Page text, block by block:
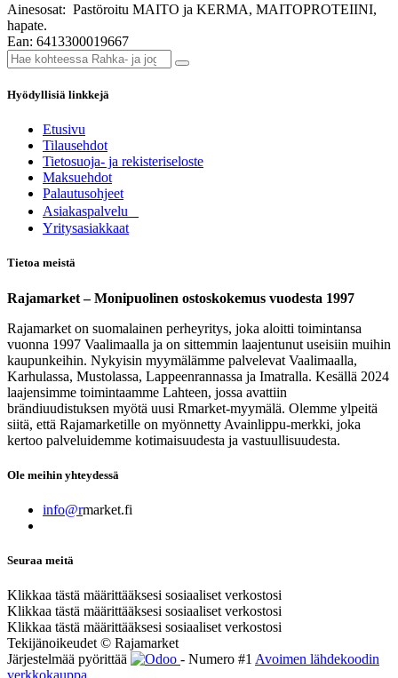
Ainesosat: Pastöroitu MAITO ja KERMA, MAITOPROTEIINI,
hapate.
Ean: 6413300019667
Hyödyllisiä linkkejä
Etusivu
Tilausehdot
Tietosuoja- ja rekisteriseloste
Maksuehdot
Palautusohjeet
Asia​k​aspalvelu
​Yritysasiakkaat
Tietoa meistä
Rajamarket – Monipuolinen ostoskokemus vuodesta 1997
Rajamarket on suomalainen perheyritys, joka aloitti toimintansa
vuonna 1997 Vaalimaalla ja on sittemmin laajentunut useisiin muihin
kaupunkeihin. Nykyisin myymälämme palvelevat Vaalimaalla,
Karhulassa, Mustolassa, Lappeenrannassa ja Imatralla. Kesällä 2024
laajensimme toimintaamme Lahteen, jossa avattiin
brändiuudistuksen myötä uusi Rmarket-myymälä. Olemme ylpeitä
siitä, että Rajamarketille on myönnetty Avainlippu-merkki, joka
kertoo palveluidemme kotimaisuudesta ja vastuullisuudesta.
Ole meihin yhteydessä
info@rmarket.fi
Seuraa meitä
Klikkaa tästä määrittääksesi sosiaaliset verkostosi
Klikkaa tästä määrittääksesi sosiaaliset verkostosi
Klikkaa tästä määrittääksesi sosiaaliset verkostosi
Tekijänoikeudet © Rajamarket
Järjestelmää pyörittää
- Numero #1 Avoimen lähdekoodin